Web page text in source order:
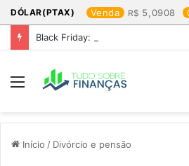
DÓLAR(PTAX) Venda 5,0908
Black Friday: os produtos que mais
Menu
Início / Divórcio e pensão